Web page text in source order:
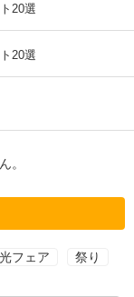
20選
20選
。
フェア 祭り